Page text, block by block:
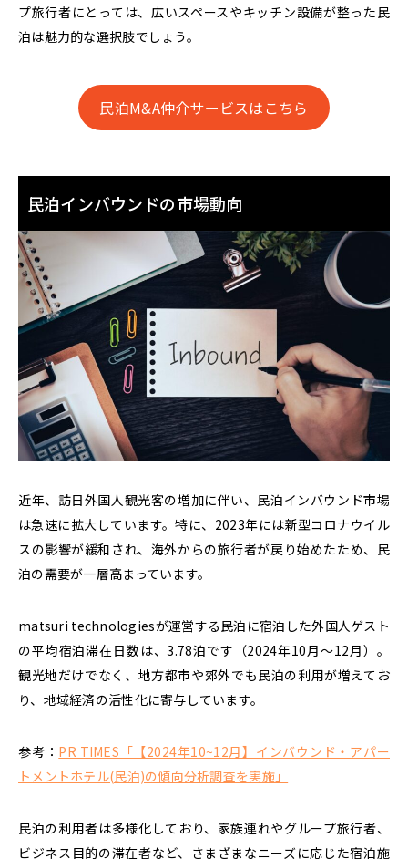
プ旅行者にとっては、広いスペースやキッチン設備が整った民
泊は魅力的な選択肢でしょう。
民泊M&A仲介サービスはこちら
民泊インバウンドの市場動向
近年、訪日外国人観光客の増加に伴い、民泊インバウンド市場
は急速に拡大しています。特に、 2023年には新型コロナウイル
スの影響が緩和され、海外からの旅行者が戻り始めたため、民
泊の需要が一層高まっています。
matsuri technologiesが運営する民泊に宿泊した外国人ゲスト
の平均宿泊滞在日数は、3.78泊です（2024年10月〜12月）。
観光地だけでなく、地方都市や郊外でも民泊の利用が増えてお
り、地域経済の活性化に寄与しています。
参考： PR TIMES「【2024年10~12月】インバウンド・アパー
トメントホテル(民泊)の傾向分析調査を実施」
民泊の利用者は多様化しており、家族連れやグループ旅行者、
ビジネス目的の滞在者など、さまざまなニーズに応じた宿泊施